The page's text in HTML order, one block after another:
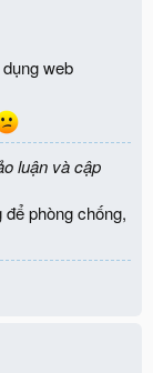
web
luận và cập
phòng chống,